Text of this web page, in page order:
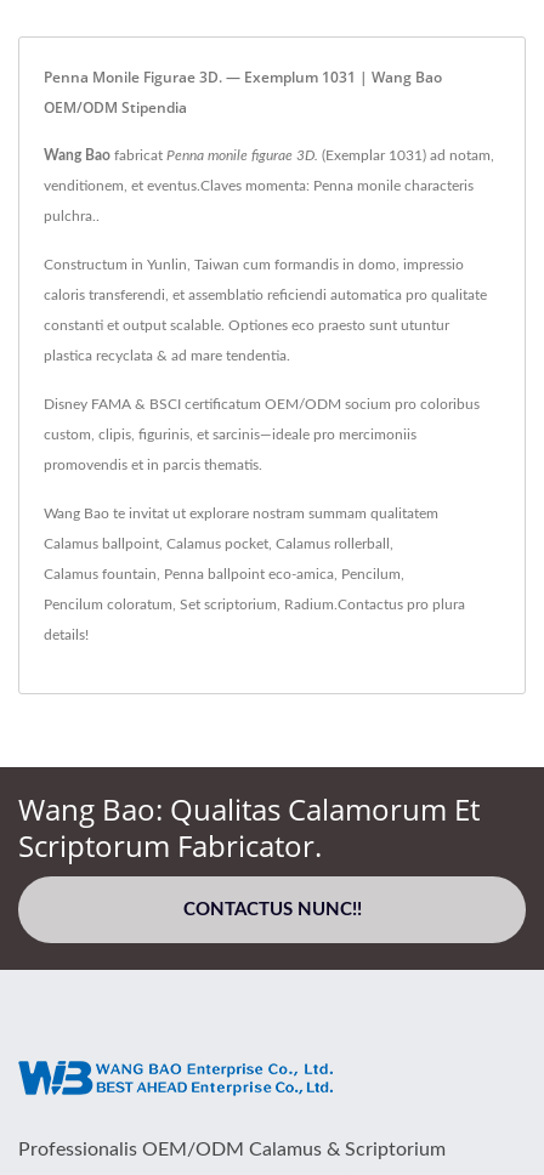
Penna Monile Figurae 3D. — Exemplum 1031 | Wang Bao
OEM/ODM Stipendia
Wang Bao fabricat Penna monile figurae 3D. (Exemplar 1031) ad notam,
venditionem, et eventus.Claves momenta: Penna monile characteris
pulchra..
Constructum in Yunlin, Taiwan cum formandis in domo, impressio
caloris transferendi, et assemblatio reficiendi automatica pro qualitate
constanti et output scalable. Optiones eco praesto sunt utuntur
plastica recyclata & ad mare tendentia.
Disney FAMA & BSCI certificatum OEM/ODM socium pro coloribus
custom, clipis, figurinis, et sarcinis—ideale pro mercimoniis
promovendis et in parcis thematis.
Wang Bao te invitat ut explorare nostram summam qualitatem
Calamus ballpoint, Calamus pocket, Calamus rollerball ,
Calamus fountain, Penna ballpoint eco-amica, Pencilum,
Pencilum coloratum, Set scriptorium, Radium.Contactus pro plura
details!
Wang Bao: Qualitas Calamorum Et
Scriptorum Fabricator.
CONTACTUS NUNC!!
Professionalis OEM/ODM Calamus & Scriptorium